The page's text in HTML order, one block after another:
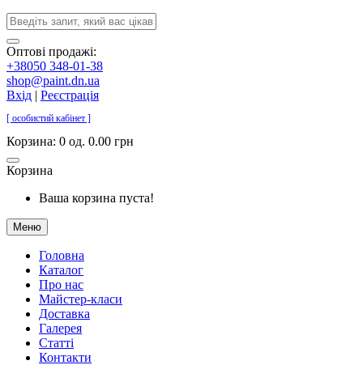
Оптові продажі:
+38050 348-01-38
shop@paint.dn.ua
Вхід | Реєстрація
[ особистий кабінет ]
Корзина: 0 од. 0.00 грн
Корзина
Ваша корзина пуста!
Меню
Головна
Каталог
Про нас
Майстер-класи
Доставка
Галерея
Статтi
Контакти